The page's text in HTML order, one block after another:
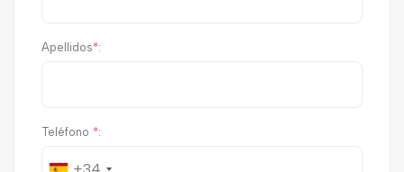
Apellidos*:
Teléfono *: